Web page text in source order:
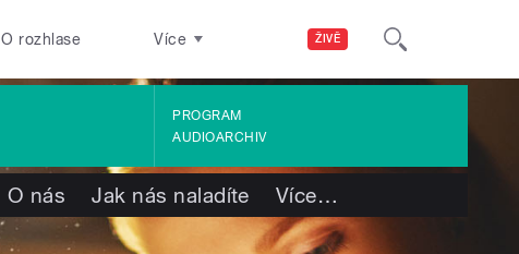
ŽIVĚ
O rozhlase Více
PROGRAM
AUDIOARCHIV
O nás Jak nás naladíte Více…